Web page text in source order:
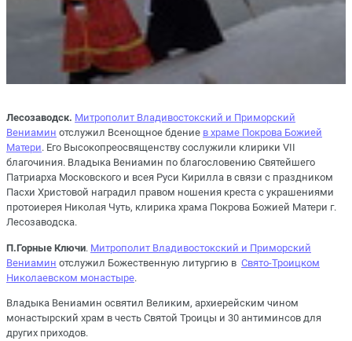
Лесозаводск. Митрополит Владивостокский и Приморский
Вениамин отслужил Всенощное бдение в храме Покрова Божией
Матери. Его Высокопреосвященству сослужили клирики VII
благочиния. Владыка Вениамин по благословению Святейшего
Патриарха Московского и всея Руси Кирилла в связи с праздником
Пасхи Христовой наградил правом ношения креста с украшениями
протоиерея Николая Чуть, клирика храма Покрова Божией Матери г.
Лесозаводска.
П.Горные Ключи. Митрополит Владивостокский и Приморский
Вениамин отслужил Божественную литургию в Свято-Троицком
Николаевском монастыре.
Владыка Вениамин освятил Великим, архиерейским чином
монастырский храм в честь Святой Троицы и 30 антиминсов для
других приходов.